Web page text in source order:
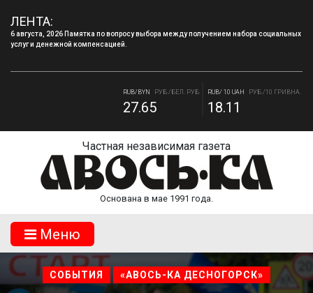
ЛЕНТА:
6 августа, 2026 Памятка по вопросу выбора между получением набора социальных
услуг и денежной компенсацией.
РУБ./ДОЛЛАР
80.93
RUB/EUR
93.19
27.65 18.11
Частная независимая газета
Основана в мае 1991 года.
Mеню
СОБЫТИЯ «АВОСЬ-КА ДЕСНОГОРСК»